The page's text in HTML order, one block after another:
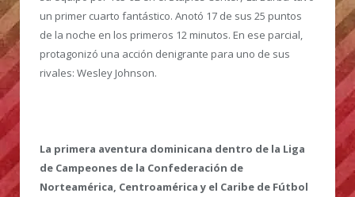
un primer cuarto fantástico. Anotó 17 de sus 25 puntos
de la noche en los primeros 12 minutos. En ese parcial,
protagonizó una acción denigrante para uno de sus
rivales: Wesley Johnson.
La primera aventura dominicana dentro de la Liga
de Campeones de la Confederación de
Norteamérica, Centroamérica y el Caribe de Fútbol